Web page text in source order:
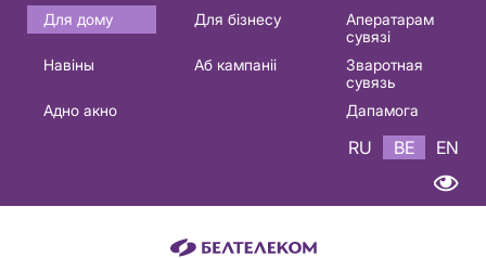
Основная
навигация
Для дому Для бізнесу
Аператарам
сувязі
Навіны
Аб кампаніі
Зваротная
сувязь
Адно акно
Дапамога
RU BE EN